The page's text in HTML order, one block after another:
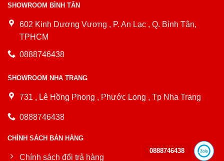
SHOWROOM BÌNH TÂN
602 Kinh Dương Vương , P. An Lạc , Q. Bình Tân,
TPHCM
0888746438
SHOWROOM NHA TRANG
731 , Lê Hồng Phong , Phước Long , Tp Nha Trang
0888746438
CHÍNH SÁCH BÁN HÀNG
Chính sách đổi trả hàng
0888746438